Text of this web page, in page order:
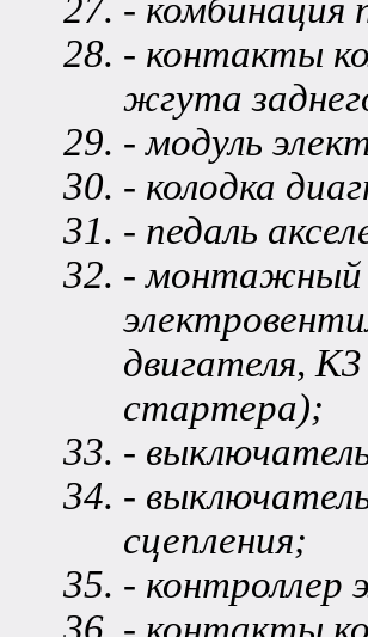
- комбинация
- контакты
жгута
- модуль
- колодка
- педаль
- монтажный
двигателя,
стартера);
-
-
сцепления;
- контроллер